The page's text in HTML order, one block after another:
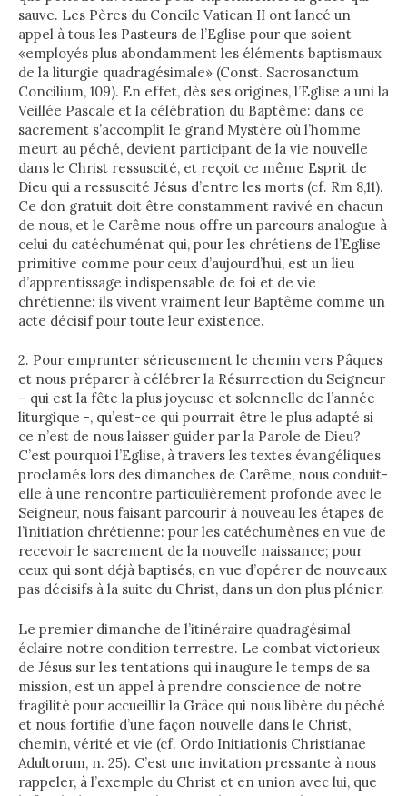
sauve. Les Pères du Concile Vatican II ont lancé un
appel à tous les Pasteurs de l’Eglise pour que soient
«employés plus abondamment les éléments baptismaux
de la liturgie quadragésimale» (Const. Sacrosanctum
Concilium, 109). En effet, dès ses origines, l’Eglise a uni la
Veillée Pascale et la célébration du Baptême: dans ce
sacrement s’accomplit le grand Mystère où l’homme
meurt au péché, devient participant de la vie nouvelle
dans le Christ ressuscité, et reçoit ce même Esprit de
Dieu qui a ressuscité Jésus d’entre les morts (cf. Rm 8,11).
Ce don gratuit doit être constamment ravivé en chacun
de nous, et le Carême nous offre un parcours analogue à
celui du catéchuménat qui, pour les chrétiens de l’Eglise
primitive comme pour ceux d’aujourd’hui, est un lieu
d’apprentissage indispensable de foi et de vie
chrétienne: ils vivent vraiment leur Baptême comme un
acte décisif pour toute leur existence.
2. Pour emprunter sérieusement le chemin vers Pâques
et nous préparer à célébrer la Résurrection du Seigneur
– qui est la fête la plus joyeuse et solennelle de l’année
liturgique -, qu’est-ce qui pourrait être le plus adapté si
ce n’est de nous laisser guider par la Parole de Dieu?
C’est pourquoi l’Eglise, à travers les textes évangéliques
proclamés lors des dimanches de Carême, nous conduit-
elle à une rencontre particulièrement profonde avec le
Seigneur, nous faisant parcourir à nouveau les étapes de
l’initiation chrétienne: pour les catéchumènes en vue de
recevoir le sacrement de la nouvelle naissance; pour
ceux qui sont déjà baptisés, en vue d’opérer de nouveaux
pas décisifs à la suite du Christ, dans un don plus plénier.
Le premier dimanche de l’itinéraire quadragésimal
éclaire notre condition terrestre. Le combat victorieux
de Jésus sur les tentations qui inaugure le temps de sa
mission, est un appel à prendre conscience de notre
fragilité pour accueillir la Grâce qui nous libère du péché
et nous fortifie d’une façon nouvelle dans le Christ,
chemin, vérité et vie (cf. Ordo Initiationis Christianae
Adultorum, n. 25). C’est une invitation pressante à nous
rappeler, à l’exemple du Christ et en union avec lui, que